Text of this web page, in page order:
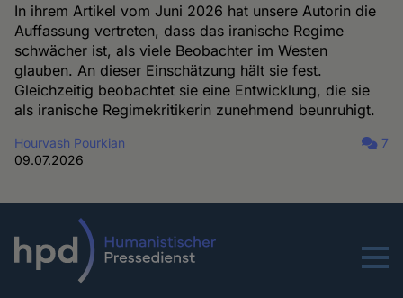
In ihrem Artikel vom Juni 2026 hat unsere Autorin die
Auffassung vertreten, dass das iranische Regime
schwächer ist, als viele Beobachter im Westen
glauben. An dieser Einschätzung hält sie fest.
Gleichzeitig beobachtet sie eine Entwicklung, die sie
als iranische Regimekritikerin zunehmend beunruhigt.
Hourvash Pourkian
09.07.2026
7
Menu